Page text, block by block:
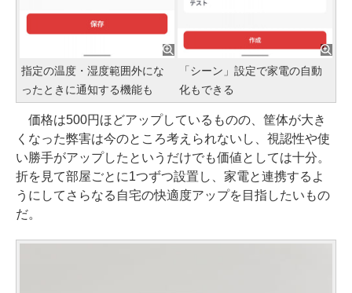
指定の温度・湿度範囲外にな
ったときに通知する機能も
「シーン」設定で家電の自動
化もできる
価格は500円ほどアップしているものの、筐体が大き
くなった弊害は今のところ考えられないし、視認性や使
い勝手がアップしたというだけでも価値としては十分。
折を見て部屋ごとに1つずつ設置し、家電と連携するよ
うにしてさらなる自宅の快適度アップを目指したいもの
だ。